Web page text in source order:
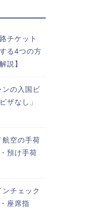
チケット
る4つの方
説】
ンの入国ビ
ザなし」
航空の手荷
預け手荷
ンチェック
座席指